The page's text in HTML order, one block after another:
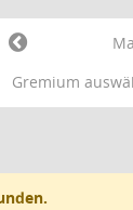
Gremium